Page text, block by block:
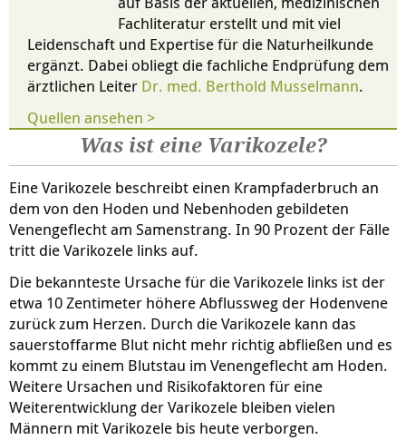
Fachliteratur erstellt und mit viel
Leidenschaft und Expertise für die Naturheilkunde
ergänzt. Dabei obliegt die fachliche Endprüfung dem
ärztlichen Leiter Dr. med. Berthold Musselmann.
Quellen ansehen >
Was ist eine Varikozele?
Eine Varikozele beschreibt einen Krampfaderbruch an
dem von den Hoden und Nebenhoden gebildeten
Venengeflecht am Samenstrang. In 90 Prozent der Fälle
tritt die Varikozele links auf.
Die bekannteste Ursache für die Varikozele links ist der
etwa 10 Zentimeter höhere Abflussweg der Hodenvene
zurück zum Herzen. Durch die Varikozele kann das
sauerstoffarme Blut nicht mehr richtig abfließen und es
kommt zu einem Blutstau im Venengeflecht am Hoden.
Weitere Ursachen und Risikofaktoren für eine
Weiterentwicklung der Varikozele bleiben vielen
Männern mit Varikozele bis heute verborgen.